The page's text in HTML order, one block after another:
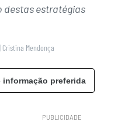
destas estratégias
| Cristina Mendonça
preferida